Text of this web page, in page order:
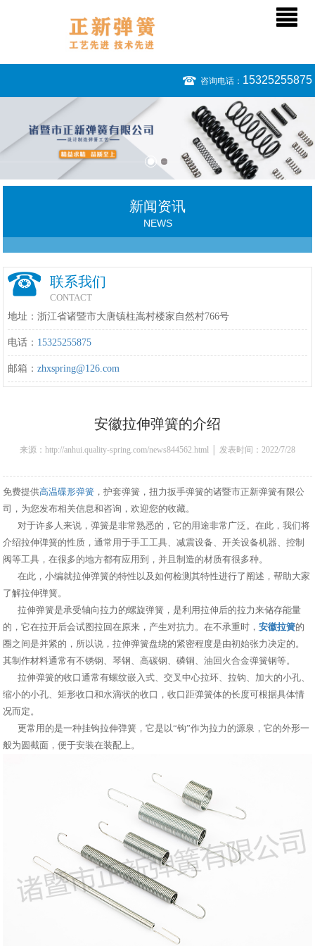
咨询电话： 15325255875
新闻资讯
NEWS
联系我们
CONTACT
地址：浙江省诸暨市大唐镇柱嵩村楼家自然村766号
电话： 15325255875
邮箱：zhxspring@126.com
安徽拉伸弹簧的介绍
来源：http://anhui.quality-spring.com/news844562.html │ 发表时间：2022/7/28
免费提供高温碟形弹簧 ，护套弹簧，扭力扳手弹簧的诸暨市正新弹簧有限公
司，为您发布相关信息和咨询，欢迎您的收藏。
对于许多人来说，弹簧是非常熟悉的，它的用途非常广泛。在此，我们将
介绍拉伸弹簧的性质，通常用于手工工具、减震设备、开关设备机器、控制
阀等工具，在很多的地方都有应用到，并且制造的材质有很多种。
在此，小编就拉伸弹簧的特性以及如何检测其特性进行了阐述，帮助大家
了解拉伸弹簧。
拉伸弹簧是承受轴向拉力的螺旋弹簧，是利用拉伸后的拉力来储存能量
的，它在拉开后会试图拉回在原来，产生对抗力。在不承重时，安徽拉簧的
圈之间是并紧的，所以说，拉伸弹簧盘绕的紧密程度是由初始张力决定的。
其制作材料通常有不锈钢、琴钢、高碳钢、磷铜、油回火合金弹簧钢等。
拉伸弹簧的收口通常有螺纹嵌入式、交叉中心拉环、拉钩、加大的小孔、
缩小的小孔、矩形收口和水滴状的收口，收口距弹簧体的长度可根据具体情
况而定。
更常用的是一种挂钩拉伸弹簧，它是以“钩”作为拉力的源泉，它的外形一
般为圆截面，便于安装在装配上。